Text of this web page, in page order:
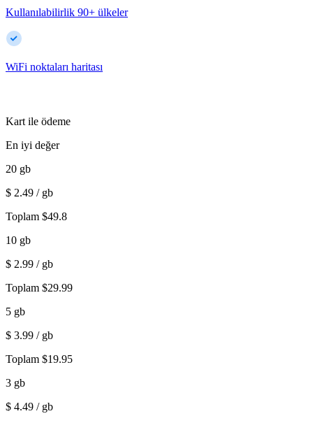
Kullanılabilirlik 90+ ülkeler
WiFi noktaları haritası
Kart ile ödeme
En iyi değer
20 gb
$ 2.49 / gb
Toplam $49.8
10 gb
$ 2.99 / gb
Toplam $29.99
5 gb
$ 3.99 / gb
Toplam $19.95
3 gb
$ 4.49 / gb